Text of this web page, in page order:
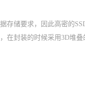
存储要求，因此高密的
在封装的时候采用3D堆